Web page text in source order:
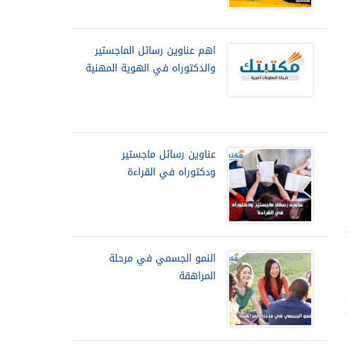
اهم عناوين رسائل الماجستير
والدكتوراه في الهوية المهنية
عناوين رسائل ماجستير
ودكتوراه في القراءة
النمو الجسمي في مرحلة
المراهقة